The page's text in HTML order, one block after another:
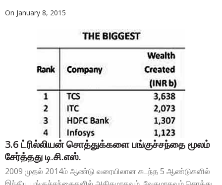
On January 8, 2015
3.6 ட்ரில்லியன் சொத்துக்களை பங்குச்சந்தை மூலம்
சேர்த்தது டி.சி.எஸ்.
2009 முதல் 2014ம் ஆண்டு வரையிலான கடந்த 5 ஆண்டுகளில்